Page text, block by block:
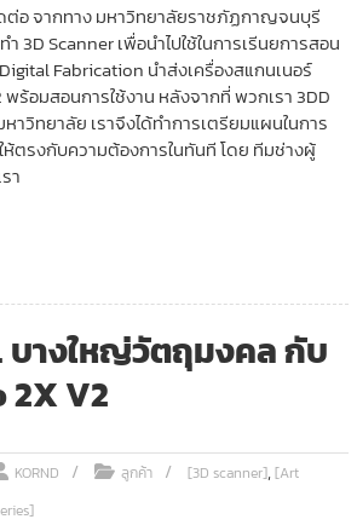
ต่อ จากทาง มหาวิทยาลัยราชภัฏกาญจนบุรี
3D Scanner เพื่อนำไปใช้ในการเรีนยการสอน
Fabrication นำส่งเครื่องสแกนเนอร์
ร้อมสอนการใช้งาน หลังจากที่ พวกเรา 3DD
าวิทยาลัย เราจึงได้ทำการเตรียมแผนในการ
ห้ตรงกับความต้องการในทันที โดย ทีมช่างผู้
า
างใหญ่วัตถุมงคล กับ
2X V2
KORND ลูกค้า [3D scanner],[Art